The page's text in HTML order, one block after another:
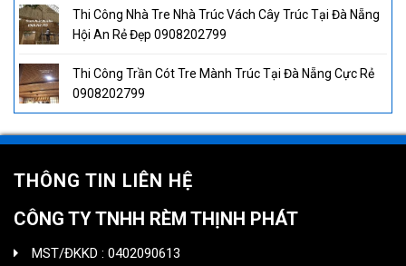
Thi Công Nhà Tre Nhà Trúc Vách Cây Trúc Tại Đà Nẵng
Hội An Rẻ Đẹp 0908202799
Thi Công Trần Cót Tre Mành Trúc Tại Đà Nẵng Cực Rẻ
0908202799
THÔNG TIN LIÊN HỆ
CÔNG TY TNHH RÈM THỊNH PHÁT
MST/ĐKKD : 0402090613